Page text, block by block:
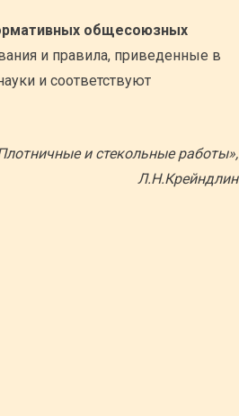
общесоюзных
и правила, приведенные в
и соответствуют
и стекольные работы»,
Л.Н.Крейндлин